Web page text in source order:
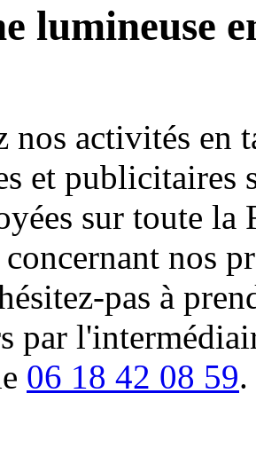
lumineuse
nos activités en
et publicitaires
sur toute la
nos
pas à
par
06 18 42 08 59.